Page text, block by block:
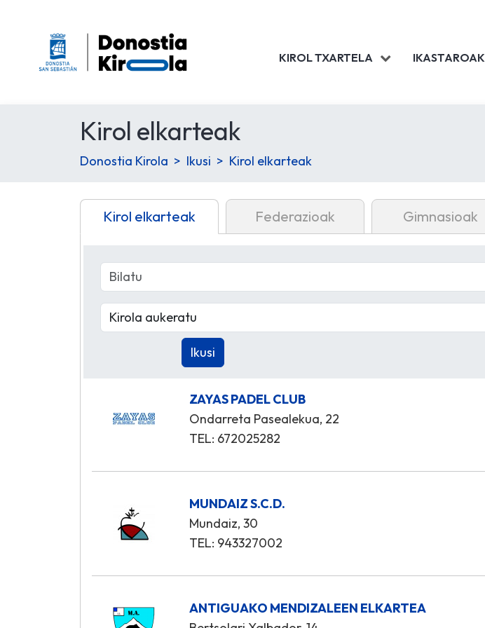
KIROL TXARTELA IKASTAROAK
Kirol elkarteak
Donostia Kirola Ikusi Kirol elkarteak
Kirol elkarteak Federazioak Gimnasioak
ZAYAS PADEL CLUB
Ondarreta Pasealekua, 22
TEL: 672025282
MUNDAIZ S.C.D.
Mundaiz, 30
TEL: 943327002
ANTIGUAKO MENDIZALEEN ELKARTEA